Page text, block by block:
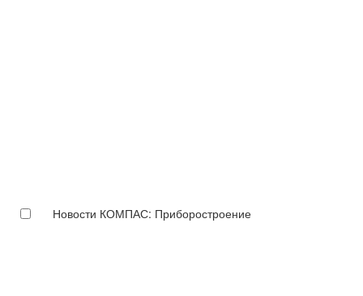
Новости КОМПАС: Приборостроение